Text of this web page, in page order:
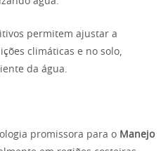
permitem ajustar a
climáticas e no solo,
da água.
promissora para o Manejo